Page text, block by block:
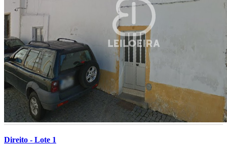
Direito - Lote 1